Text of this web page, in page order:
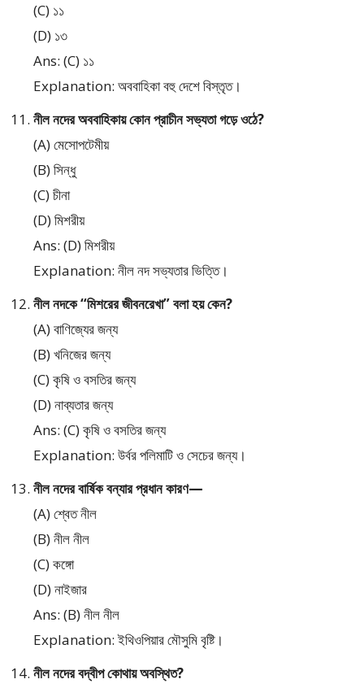
(C) ১১
(D) ১৩
Ans: (C) ১১
Explanation: অববাহিকা বহু দেশে বিস্তৃত।
নীল নদের অববাহিকায় কোন প্রাচীন সভ্যতা গড়ে ওঠে?
(A) মেসোপটেমীয়
(B) সিন্ধু
(C) চীনা
(D) মিশরীয়
Ans: (D) মিশরীয়
Explanation: নীল নদ সভ্যতার ভিত্তি।
নীল নদকে “মিশরের জীবনরেখা” বলা হয় কেন?
(A) বাণিজ্যের জন্য
(B) খনিজের জন্য
(C) কৃষি ও বসতির জন্য
(D) নাব্যতার জন্য
Ans: (C) কৃষি ও বসতির জন্য
Explanation: উর্বর পলিমাটি ও সেচের জন্য।
নীল নদের বার্ষিক বন্যার প্রধান কারণ—
(A) শ্বেত নীল
(B) নীল নীল
(C) কঙ্গো
(D) নাইজার
Ans: (B) নীল নীল
Explanation: ইথিওপিয়ার মৌসুমি বৃষ্টি।
নীল নদের বদ্বীপ কোথায় অবস্থিত?